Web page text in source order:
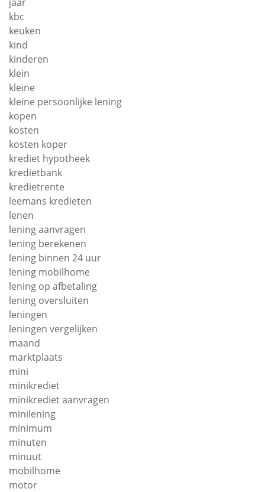
kbc
keuken
kind
kinderen
klein
kleine
kleine persoonlijke lening
kopen
kosten
kosten koper
krediet hypotheek
kredietbank
kredietrente
leemans kredieten
lenen
lening aanvragen
lening berekenen
lening binnen 24 uur
lening mobilhome
lening op afbetaling
lening oversluiten
leningen
leningen vergelijken
maand
marktplaats
mini
minikrediet
minikrediet aanvragen
minilening
minimum
minuten
minuut
mobilhome
motor